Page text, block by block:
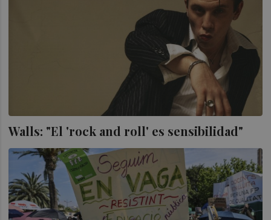
Walls: "El 'rock and roll' es sensibilidad"